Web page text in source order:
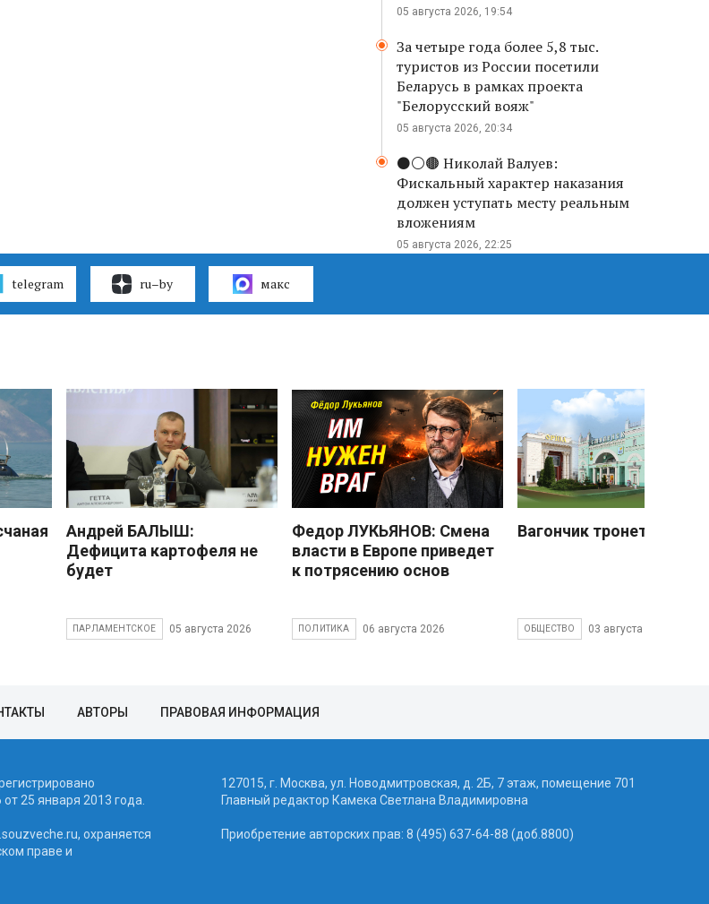
05 августа 2026, 19:54
За четыре года более 5,8 тыс.
туристов из России посетили
Беларусь в рамках проекта
"Белорусский вояж"
05 августа 2026, 20:34
⚫️⚪️🟤 Николай Валуев:
Фискальный характер наказания
должен уступать месту реальным
вложениям
05 августа 2026, 22:25
telegram ru–by макс
Андрей БАЛЫШ:
Дефицита картофеля не
будет
ПАРЛАМЕНТСКОЕ 05 августа 2026
Федор ЛУКЬЯНОВ: Смена
власти в Европе приведет
к потрясению основ
ПОЛИТИКА 06 августа 2026
Вагончик тронется
ОБЩЕСТВО 03 августа 2026
АВТОРЫ ПРАВОВАЯ ИНФОРМАЦИЯ
25 января 2013 года.
охраняется
праве и
127015, г. Москва, ул. Новодмитровская, д. 2Б, 7 этаж, помещение 701
Главный редактор Камека Светлана Владимировна
Приобретение авторских прав: 8 (495) 637-64-88 (доб.8800)